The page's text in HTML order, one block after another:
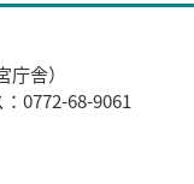
舎）
0772-68-9061